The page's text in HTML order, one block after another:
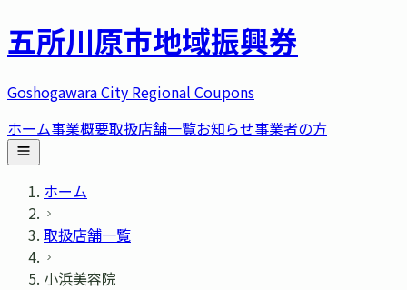
五所川原市地域振興券
Goshogawara City Regional Coupons
ホーム事業概要取扱店舗一覧お知らせ事業者の方
ホーム
取扱店舗一覧
小浜美容院